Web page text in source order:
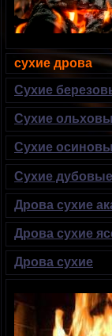
сухие дрова
Сухие
Сухие
Сухие
Сухие
Дрова сухие
Дрова сухие
Дрова сухие